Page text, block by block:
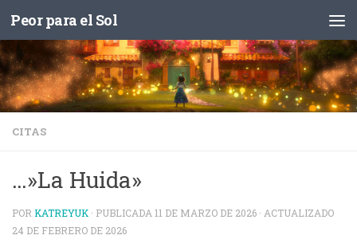
Saltar al contenido
Peor para el Sol
CITAS
…»La Huida»
POR KATREYUK · PUBLICADA 11 DE MARZO DE 2026 · ACTUALIZADO
24 DE FEBRERO DE 2026